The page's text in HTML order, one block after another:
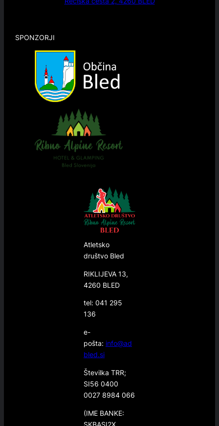
SPONZORJI
Atletsko
društvo Bled
RIKLIJEVA 13,
4260 BLED
tel: 041 295
136
e-
pošta: info@ad
bled.si
Številka TRR;
SI56 0400
0027 8984 066
(IME BANKE: